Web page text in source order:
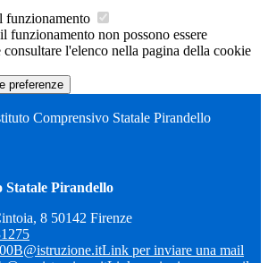
funzionamento
funzionamento non possono essere
l'elenco nella pagina della cookie
preferenze
Comprensivo Statale Pirandello
Statale Pirandello
8 50142 Firenze
Link per inviare una mail